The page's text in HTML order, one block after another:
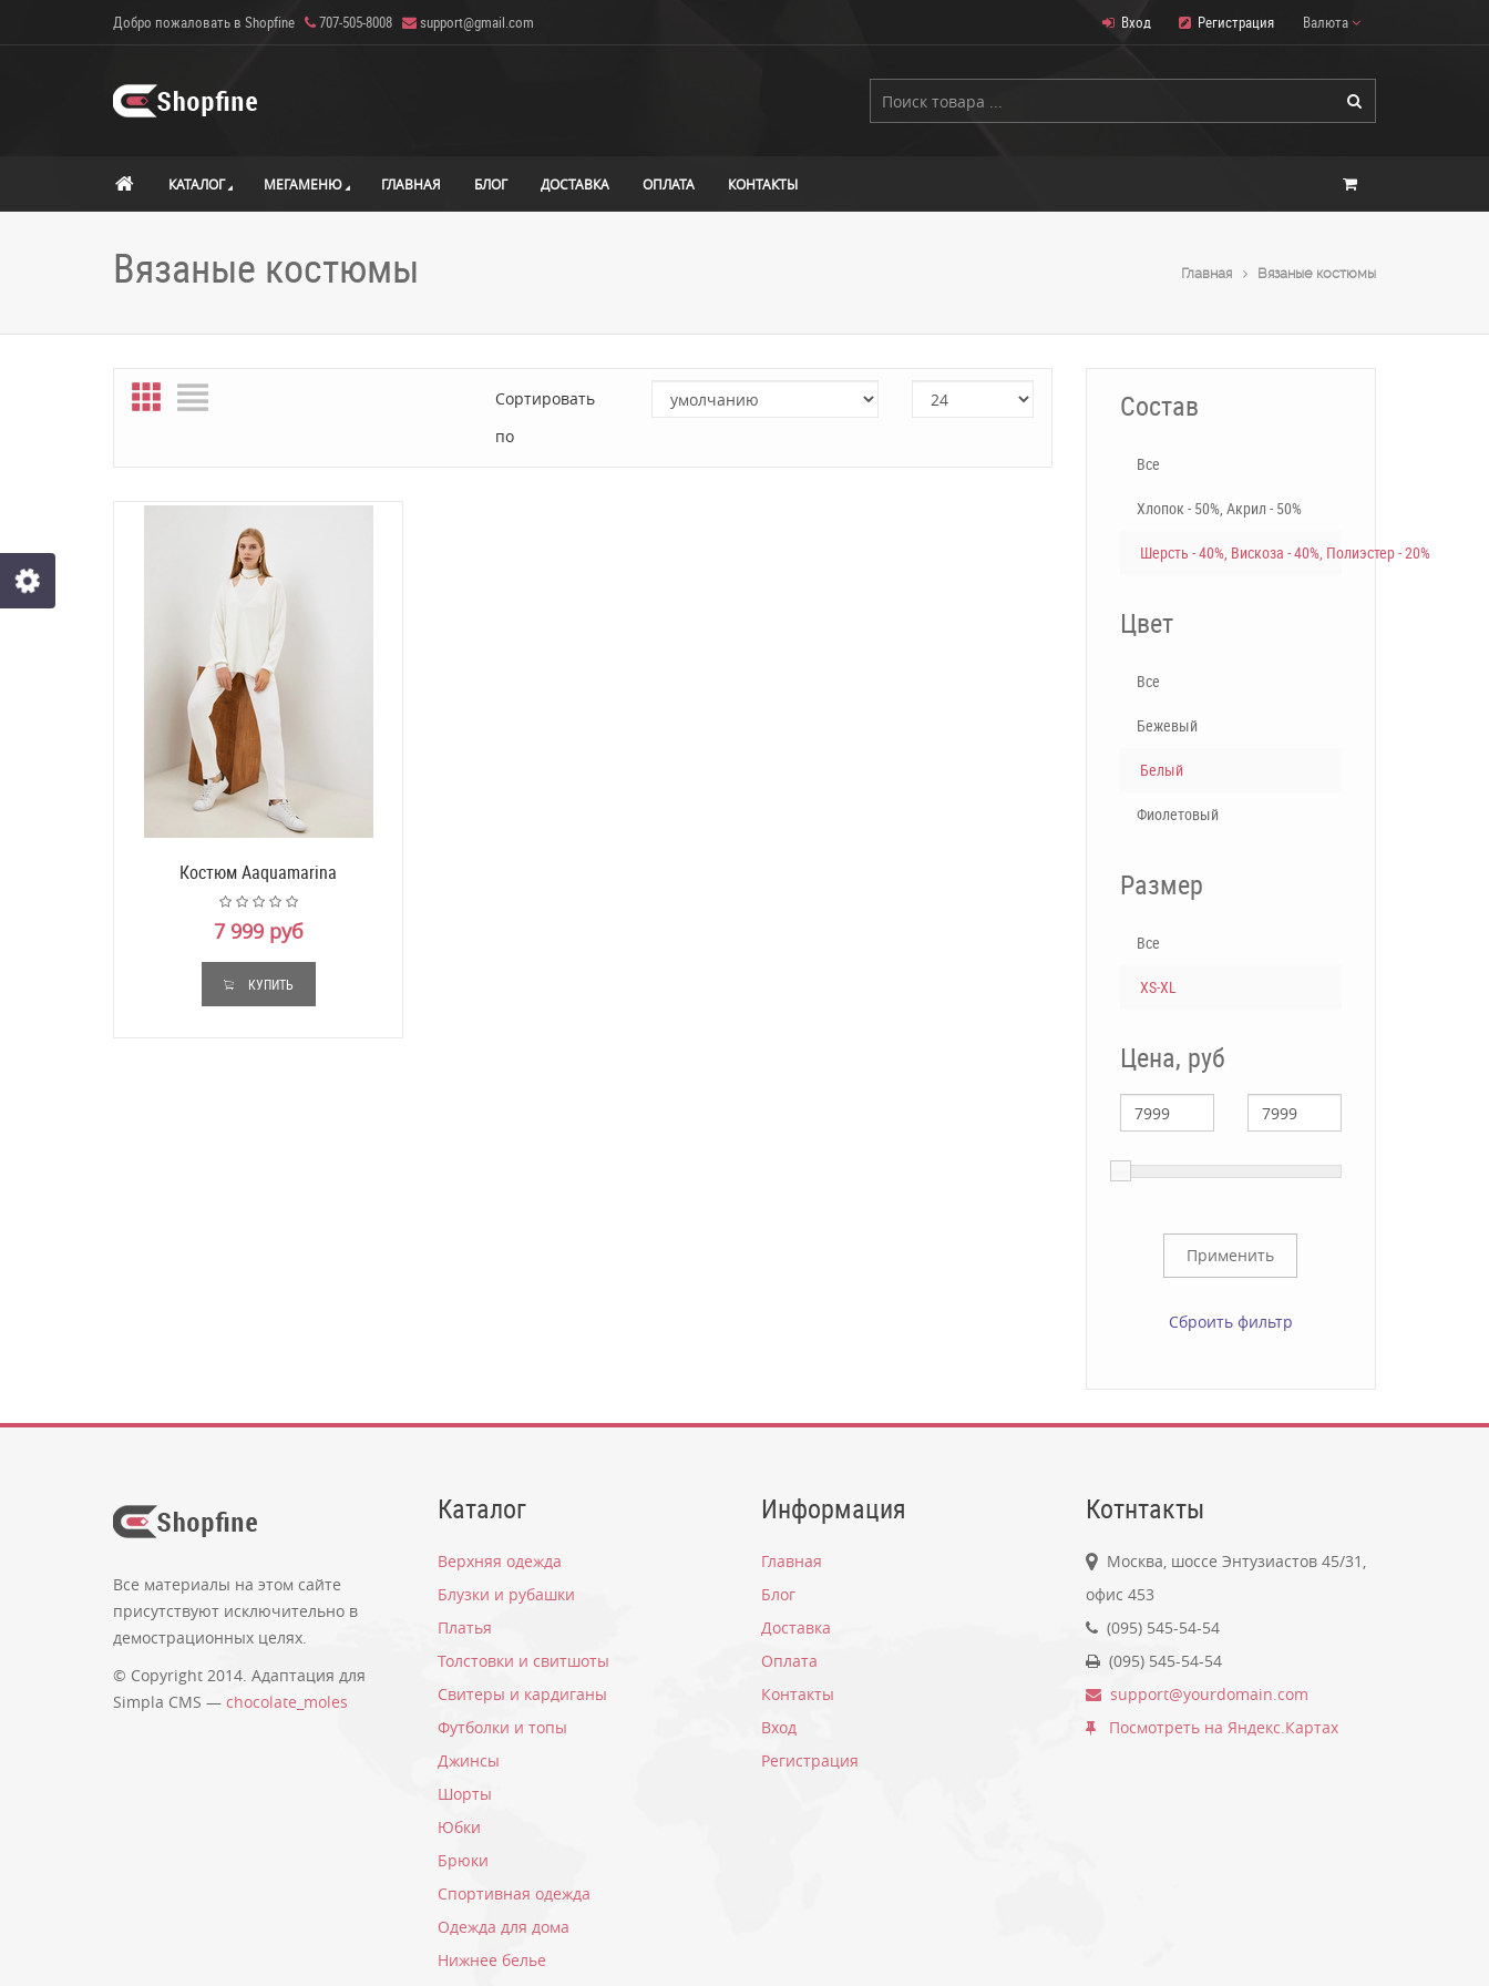
Добро пожаловать в Shopfine 707-505-8008 support@gmail.com Валюта
Вход Регистрация
КАТАЛОГ МЕГАМЕНЮ ГЛАВНАЯ БЛОГ ДОСТАВКА ОПЛАТА КОНТАКТЫ
Вязаные костюмы Главная Вязаные костюмы
Сортировать
по
Костюм Aaquamarina
7 999 руб
КУПИТЬ
Состав
Все
Хлопок - 50%, Акрил - 50%
Шерсть - 40%, Вискоза - 40%, Полиэстер - 20%
Цвет
Все
Бежевый
Белый
Фиолетовый
Размер
Все
XS-XL
Цена, руб
Сброить фильтр
Все материалы на этом сайте
присутствуют исключительно в
демострационных целях.
© Copyright 2014. Адаптация для
Simpla CMS — chocolate_moles
Каталог
Верхняя одежда
Блузки и рубашки
Платья
Толстовки и свитшоты
Свитеры и кардиганы
Футболки и топы
Джинсы
Шорты
Юбки
Брюки
Спортивная одежда
Одежда для дома
Нижнее белье
Информация
Главная
Блог
Доставка
Оплата
Контакты
Вход
Регистрация
Котнтакты
Москва, шоссе Энтузиастов 45/31,
офис 453
(095) 545-54-54
(095) 545-54-54
support@yourdomain.com
Посмотреть на Яндекс.Картах